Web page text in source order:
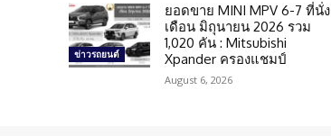
ข่าวรถยนต์
ยอดขาย MINI MPV 6-7 ที่นั่ง
เดือน มิถุนายน 2026 รวม
1,020 คัน : Mitsubishi
Xpander ครองแชมป์
August 6, 2026